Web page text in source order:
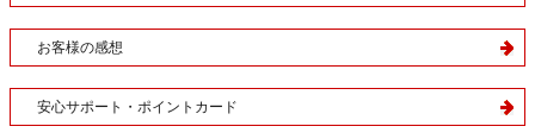
お客様の感想
安心サポート・ポイントカード